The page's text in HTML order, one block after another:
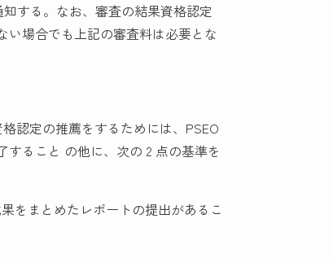
する。なお、審査の結果資格認定
い場合でも上記の審査料は必要とな
認定の推薦をするためには、PSEO
ること の他に、次の 2 点の基準を
をまとめたレポートの提出があるこ